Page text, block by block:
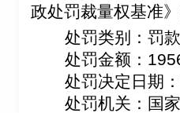
政处罚裁量权基准
处罚类别：罚款
处罚金额：
处罚决定日期
处罚机关：国